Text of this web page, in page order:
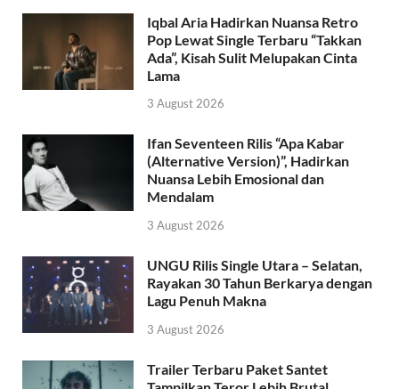
Iqbal Aria Hadirkan Nuansa Retro
Pop Lewat Single Terbaru “Takkan
Ada”, Kisah Sulit Melupakan Cinta
Lama
3 August 2026
Ifan Seventeen Rilis “Apa Kabar
(Alternative Version)”, Hadirkan
Nuansa Lebih Emosional dan
Mendalam
3 August 2026
UNGU Rilis Single Utara – Selatan,
Rayakan 30 Tahun Berkarya dengan
Lagu Penuh Makna
3 August 2026
Trailer Terbaru Paket Santet